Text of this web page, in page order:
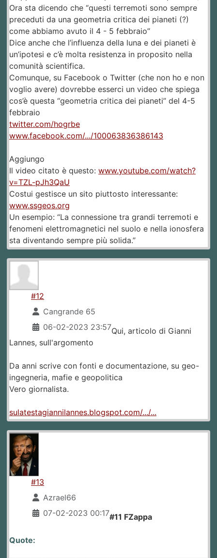
Ora sta dicendo che “questi terremoti sono sempre
preceduti da una geometria critica dei pianeti (?)
come abbiamo avuto il 4 - 5 febbraio”
Dice anche che l’influenza della luna e dei pianeti è
un’ipotesi e c’è molta resistenza in proposito nella
comunità scientifica.
Comunque, su Facebook o Twitter (che non ho e non
voglio avere) dovrebbe esserci un video che spiega
cos’è questa “geometria critica dei pianeti” del 4-5
febbraio
twitter.com/hogrbe
www.facebook.com/.../100063836386143
Aggiungo
Il video citato è questo: www.youtube.com/watch?
v=TZL-pJh3QaU
Costui gestisce un sito piuttosto interessante:
www.ssgeos.org
Un esempio: “La connessione tra grandi terremoti e
fenomeni elettromagnetici nel suolo e nella ionosfera
sta diventando sempre più solida.”
#12
Cangrande 65
06-02-2023 23:57Qui, articolo di Gianni
Lannes, sull'argomento
Da anni scrive con fonti e documentazione, su geo-
ingegneria, mafie e geopolitica
Vero giornalista.
sulatestagiannilannes.blogspot.com/.../...
#13
Azrael66
07-02-2023 00:17#11 FZappa
Quote: